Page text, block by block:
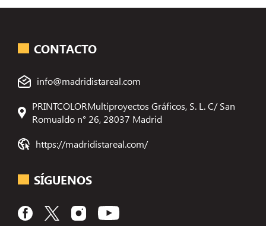
CONTACTO
info@madridistareal.com
PRINTCOLORMultiproyectos Gráficos, S. L. C/ San
Romualdo n° 26, 28037 Madrid
https://madridistareal.com/
SÍGUENOS